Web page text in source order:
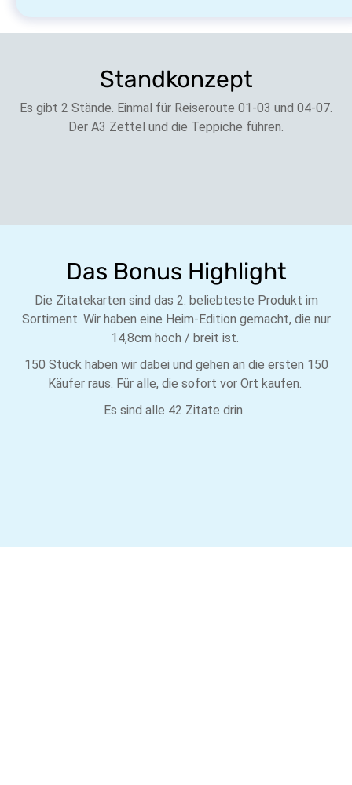
Standkonzept
Es gibt 2 Stände. Einmal für Reiseroute 01-03 und 04-07.
Der A3 Zettel und die Teppiche führen.
Das Bonus Highlight
Die Zitatekarten sind das 2. beliebteste Produkt im
Sortiment. Wir haben eine Heim-Edition gemacht, die nur
14,8cm hoch / breit ist.
150 Stück haben wir dabei und gehen an die ersten 150
Käufer raus. Für alle, die sofort vor Ort kaufen.
Es sind alle 42 Zitate drin.